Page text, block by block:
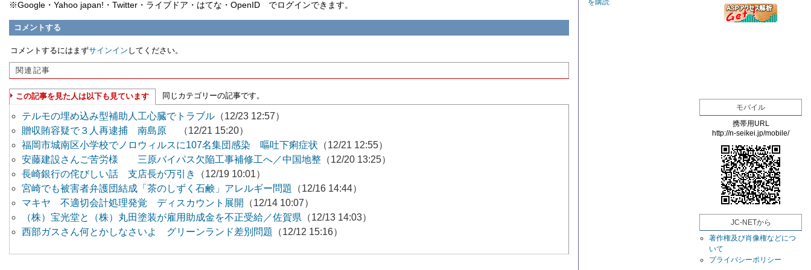
※Google・Yahoo japan!・Twitter・ライブドア・はてな・OpenID でログインできます。
コメントする
コメントするにはまずサインイン してください。
関連記事
この記事を見た人は以下も見ています 同じカテゴリーの記事です。
テルモの埋め込み型補助人工心臓でトラブル （12/23 12:57）
贈収賄容疑で３人再逮捕 南島原
（12/21 15:20）
福岡市城南区小学校でノロウィルスに107名集団感染 嘔吐下痢症状 （12/21 12:55）
安藤建設さんご苦労様 三原バイパス欠陥工事補修工へ／中国地整 （12/20 13:25）
長崎銀行の侘びしい話 支店長が万引き
（12/19 10:01）
宮崎でも被害者弁護団結成「茶のしずく石鹸」アレルギー問題
（12/16 14:44）
マキヤ 不適切会計処理発覚 ディスカウント展開
（12/14 10:07）
（株）宝光堂と（株）丸田塗装が雇用助成金を不正受給／佐賀県 （12/13 14:03）
西部ガスさん何とかしなさいよ グリーンランド差別問題
（12/12 15:16）
モバイル
携帯用URL
http://n-seikei.jp/mobile/
JC-NETから
著作権及び肖像権などにつ
いて
プライバシーポリシー